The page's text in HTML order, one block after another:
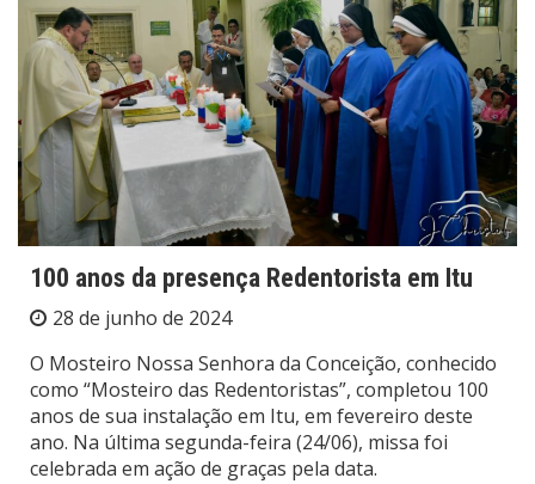
100 anos da presença Redentorista em Itu
28 de junho de 2024
O Mosteiro Nossa Senhora da Conceição, conhecido
como “Mosteiro das Redentoristas”, completou 100
anos de sua instalação em Itu, em fevereiro deste
ano. Na última segunda-feira (24/06), missa foi
celebrada em ação de graças pela data.